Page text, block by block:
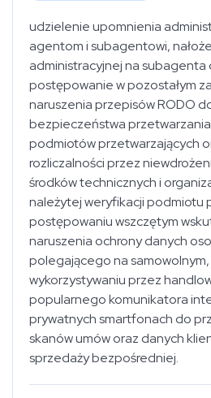
udzielenie upomnienia
agentom i subagentowi,
administracyjnej na subagenta
postępowanie w pozostałym
naruszenia przepisów RODO
bezpieczeństwa
podmiotów przetwarzających
rozliczalności przez
środków technicznych i
należytej weryfikacji podmiotu
postępowaniu wszczętym
naruszenia ochrony danych
polegającego na
wykorzystywaniu przez
popularnego komunikatora
prywatnych smartfonach do
skanów umów oraz danych
sprzedaży bezpośredniej.